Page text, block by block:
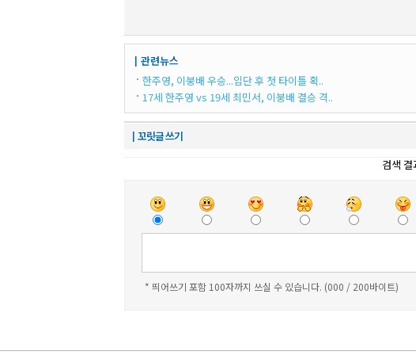
┃관련뉴스
한주영, 이붕배 우승...입단 후 첫 타이틀 획..
17세 한주영 vs 19세 최민서, 이붕배 결승 격..
┃꼬릿글 쓰기
검색
* 띄어쓰기 포함 100자까지 쓰실 수 있습니다. (000 / 200바이트)